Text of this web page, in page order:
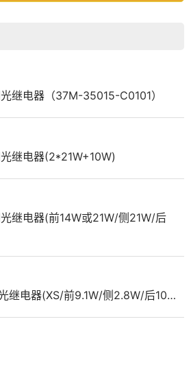
继电器（37M-35015-C0101）
继电器(2*21W+10W)
继电器(前14W或21W/侧21W/后
继电器(XS/前9.1W/侧2.8W/后10…